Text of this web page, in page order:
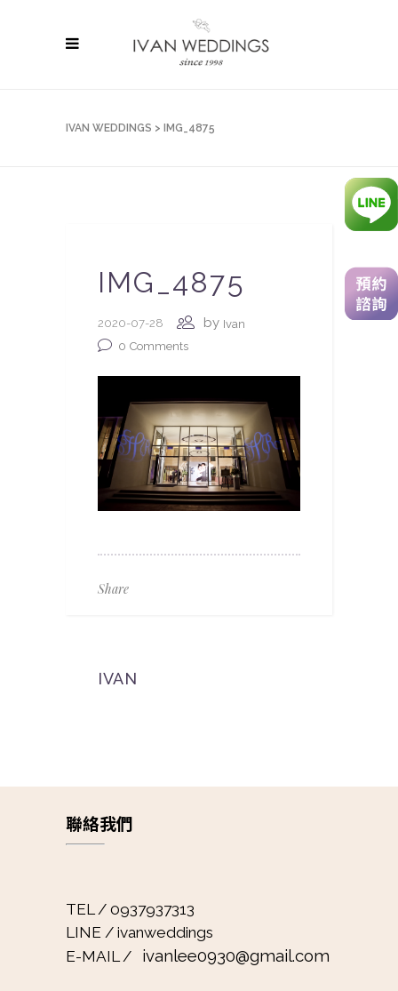
IVAN WEDDINGS > IMG_4875
IMG_4875
2020-07-28 by Ivan
0 Comments
Share
IVAN
聯絡我們
TEL / 0937937313
LINE / ivanweddings
E-MAIL / ivanlee0930@gmail.com